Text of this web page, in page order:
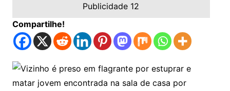
Publicidade 12
Compartilhe!